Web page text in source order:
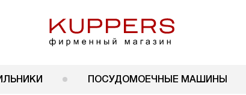
ПОСУДОМОЕЧНЫЕ МАШИНЫ